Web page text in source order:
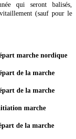
qui seront balisés,
(sauf pour le
marche nordique
de la marche
de la marche
marche
de la marche